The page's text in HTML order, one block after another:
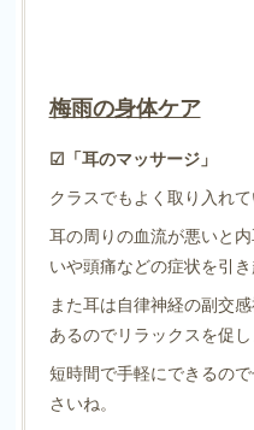
梅雨の身体ケア
☑︎「耳のマッサージ」
クラスでもよく取り入れて
耳の周りの血流が悪いと
いや頭痛などの症状を引
また耳は自律神経の副交
あるのでリラックスを促し
短時間で手軽にできるの
さいね。